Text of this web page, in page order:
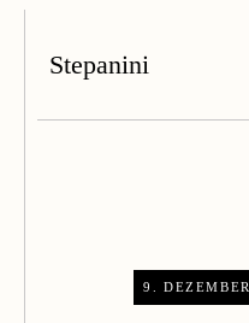
Stepanini
9. DEZEMBER